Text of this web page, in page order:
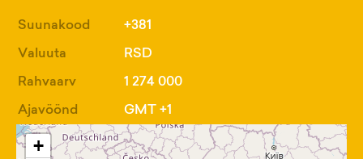
Suunakood
+381
Valuuta
RSD
Rahvaarv
1 274 000
Ajavöönd
GMT +1
+